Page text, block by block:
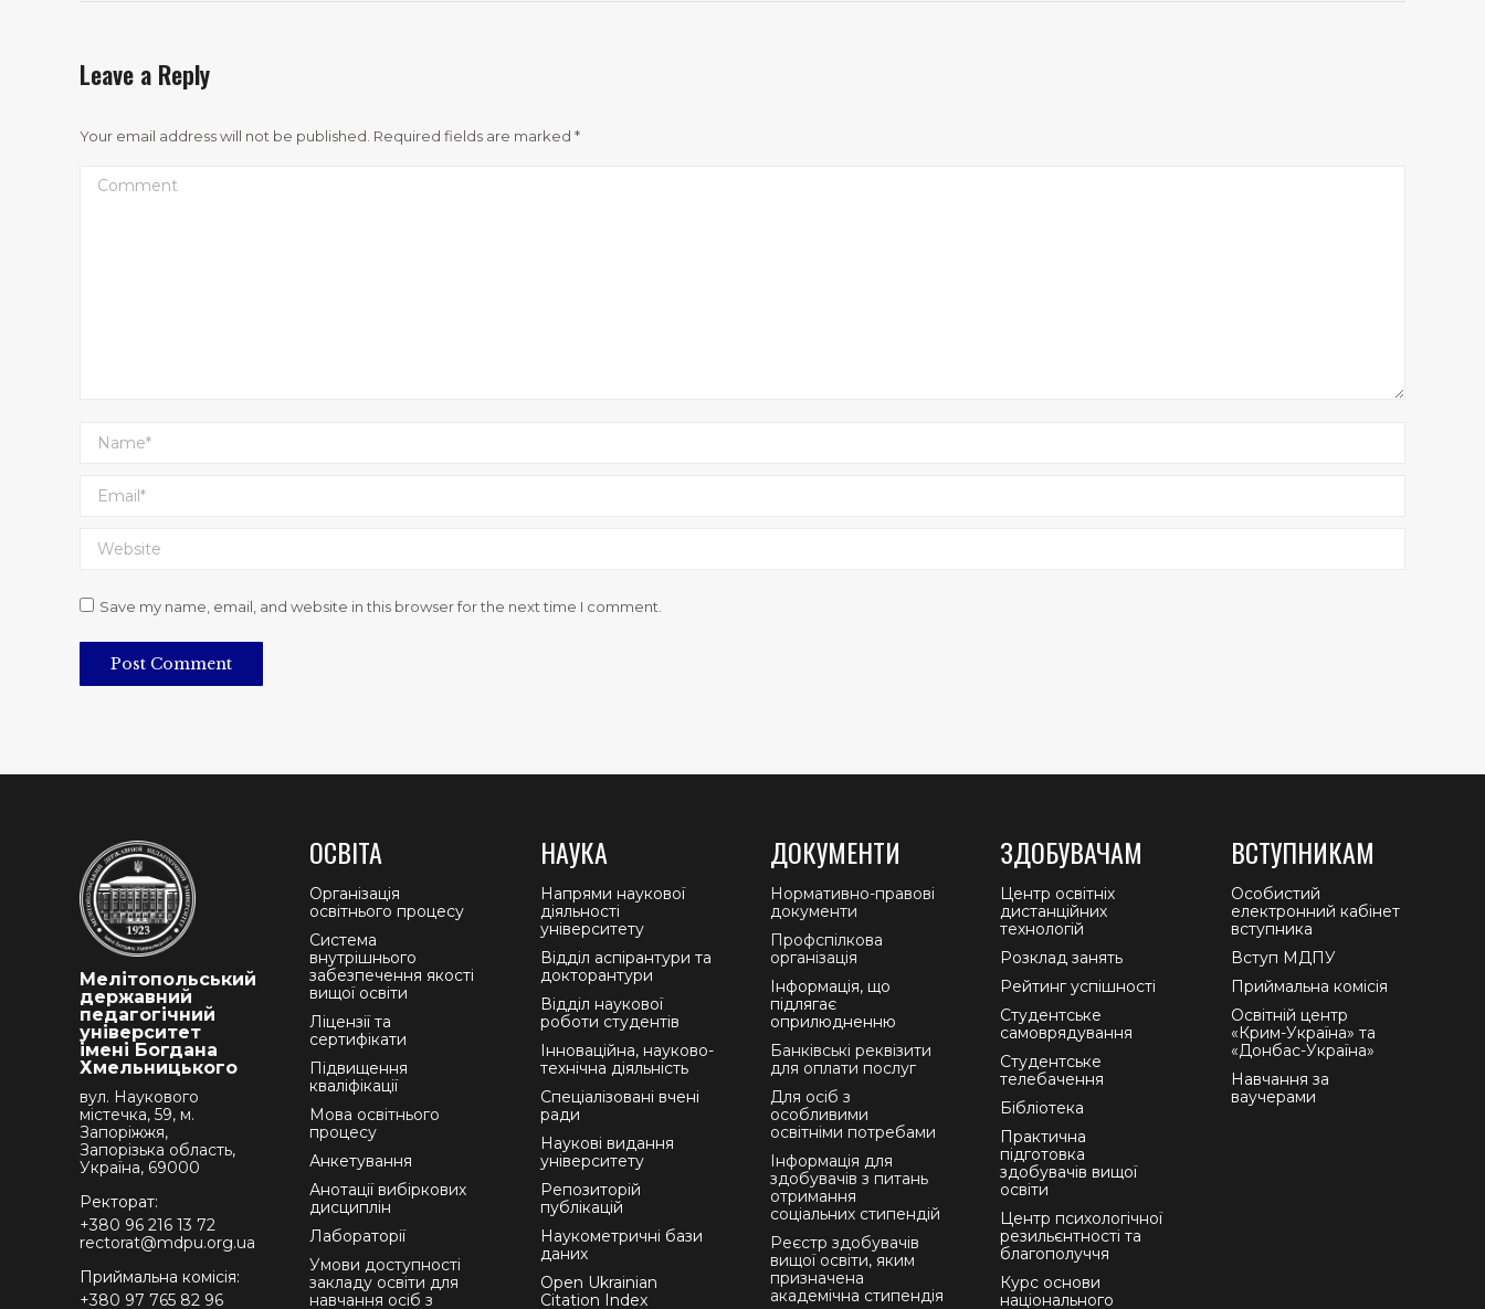
Leave a Reply
Your email address will not be published. Required fields are marked *
Comment
Name *
Email *
Website
Save my name, email, and website in this browser for the next time I comment.
Post Comment
Мелітопольський
державний
педагогічний
університет
імені Богдана
Хмельницького
вул. Наукового
містечка, 59, м.
Запоріжжя,
Запорізька область,
Україна, 69000
Ректорат:
+380 96 216 13 72
rectorat@mdpu.org.ua
Приймальна комісія:
+380 97 765 82 96
ОСВІТА
Організація
освітнього процесу
Система
внутрішнього
забезпечення якості
вищої освіти
Ліцензії та
сертифікати
Підвищення
кваліфікації
Мова освітнього
процесу
Анкетування
Анотації вибіркових
дисциплін
Лабораторії
Умови доступності
закладу освіти для
навчання осіб з
НАУКА
Напрями наукової
діяльності
університету
Відділ аспірантури та
докторантури
Відділ наукової
роботи студентів
Інноваційна, науково-
технічна діяльність
Спеціалізовані вчені
ради
Наукові видання
університету
Репозиторій
публікацій
Наукометричні бази
даних
Open Ukrainian
Citation Index
ДОКУМЕНТИ
Нормативно-правові
документи
Профспілкова
організація
Інформація, що
підлягає
оприлюдненню
Банківські реквізити
для оплати послуг
Для осіб з
особливими
освітніми потребами
Інформація для
здобувачів з питань
отримання
соціальних стипендій
Реєстр здобувачів
вищої освіти, яким
призначена
академічна стипендія
ЗДОБУВАЧАМ
Центр освітніх
дистанційних
технологій
Розклад занять
Рейтинг успішності
Студентське
самоврядування
Студентське
телебачення
Бібліотека
Практична
підготовка
здобувачів вищої
освіти
Центр психологічної
резильєнтності та
благополуччя
Курс основи
національного
ВСТУПНИКАМ
Особистий
електронний кабінет
вступника
Вступ МДПУ
Приймальна комісія
Освітній центр
«Крим-Україна» та
«Донбас-Україна»
Навчання за
ваучерами